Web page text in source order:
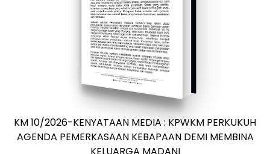
KM 10/2026-KENYATAAN MEDIA : KPWKM PERKUKUH
AGENDA PEMERKASAAN KEBAPAAN DEMI MEMBINA